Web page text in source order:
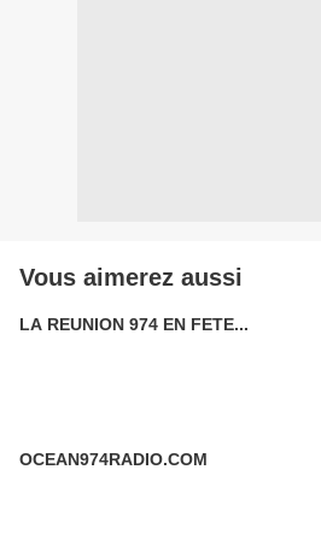
Vous aimerez aussi
LA REUNION 974 EN FETE...
OCEAN974RADIO.COM